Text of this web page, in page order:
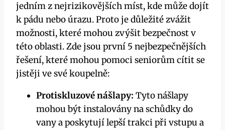
jedním z nejrizikovějších míst, kde může dojít
k pádu nebo úrazu. Proto je důležité zvážit
možnosti, které mohou zvýšit bezpečnost v
této oblasti. Zde jsou první 5 nejbezpečnějších
řešení, které mohou pomoci seniorům cítit se
jistěji ve své koupelně:
Protiskluzové nášlapy: Tyto nášlapy
mohou být instalovány na schůdky do
vany a poskytují lepší trakci při vstupu a